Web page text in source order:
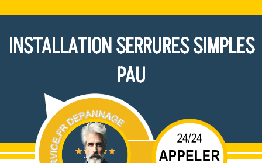
INSTALLATION SERRURES SIMPLES
PAU